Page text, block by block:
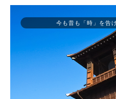
今も昔も「時」を告